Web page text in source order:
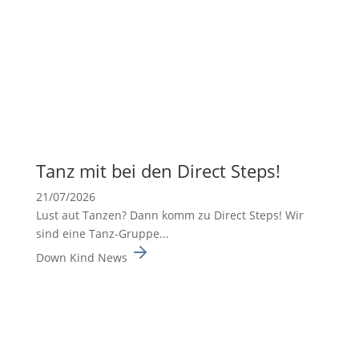
Tanz mit bei den Direct Steps!
21/07/2026
Lust aut Tanzen? Dann komm zu Direct Steps! Wir
sind eine Tanz-Gruppe...
Down Kind News